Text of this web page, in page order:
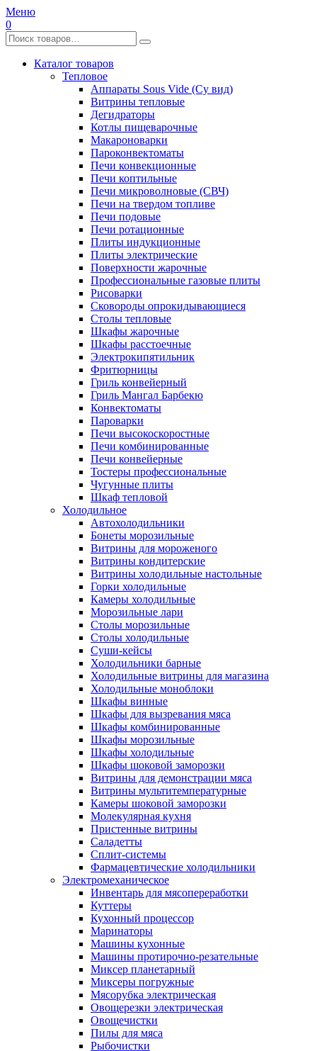
Меню
0
Каталог товаров
Тепловое
Аппараты Sous Vide (Су вид)
Витрины тепловые
Дегидраторы
Котлы пищеварочные
Макароноварки
Пароконвектоматы
Печи конвекционные
Печи коптильные
Печи микроволновые (СВЧ)
Печи на твердом топливе
Печи подовые
Печи ротационные
Плиты индукционные
Плиты электрические
Поверхности жарочные
Профессиональные газовые плиты
Рисоварки
Сковороды опрокидывающиеся
Столы тепловые
Шкафы жарочные
Шкафы расстоечные
Электрокипятильник
Фритюрницы
Гриль конвейерный
Гриль Мангал Барбекю
Конвектоматы
Пароварки
Печи высокоскоростные
Печи комбинированные
Печи конвейерные
Тостеры профессиональные
Чугунные плиты
Шкаф тепловой
Холодильное
Автохолодильники
Бонеты морозильные
Витрины для мороженого
Витрины кондитерские
Витрины холодильные настольные
Горки холодильные
Камеры холодильные
Морозильные лари
Столы морозильные
Столы холодильные
Суши-кейсы
Холодильники барные
Холодильные витрины для магазина
Холодильные моноблоки
Шкафы винные
Шкафы для вызревания мяса
Шкафы комбинированные
Шкафы морозильные
Шкафы холодильные
Шкафы шоковой заморозки
Витрины для демонстрации мяса
Витрины мультитемпературные
Камеры шоковой заморозки
Молекулярная кухня
Пристенные витрины
Саладетты
Сплит-системы
Фармацевтические холодильники
Электромеханическое
Инвентарь для мясопереработки
Куттеры
Кухонный процессор
Маринаторы
Машины кухонные
Машины протирочно-резательные
Миксер планетарный
Миксеры погружные
Мясорубка электрическая
Овощерезки электрическая
Овощечистки
Пилы для мяса
Рыбочистки